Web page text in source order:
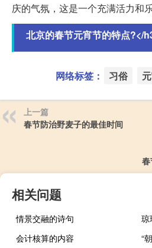
庆的气氛，这是一个充满活力和
北京的春节元宵节的特点?</
网络标签： 习俗
上一篇
春节防治野麦子的最佳时间
相关问题
情景交融的诗句
琼
会计核算的内容
“